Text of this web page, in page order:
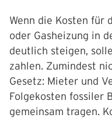
Wenn die Kosten für
oder Gasheizung in
deutlich steigen,
zahlen. Zumindest
Gesetz: Mieter und
Folgekosten fossiler
gemeinsam tragen.